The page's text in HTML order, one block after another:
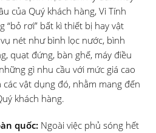
của Quý khách hàng, Vi Tính
“bỏ rơi” bất kì thiết bị hay vật
nét như bình lọc nước, bình
quạt đứng, bàn ghế, máy điều
gì nhu cầu với mức giá cao
vật dụng đó, nhằm mang đến
khách hàng.
quốc: Ngoài việc phủ sóng hết